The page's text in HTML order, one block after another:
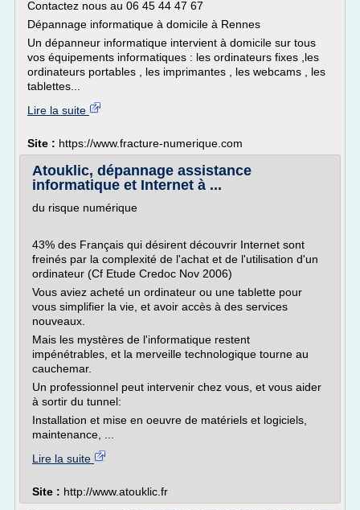
Contactez nous au 06 45 44 47 67
Dépannage informatique à domicile à Rennes
Un dépanneur informatique intervient à domicile sur tous
vos équipements informatiques : les ordinateurs fixes ,les
ordinateurs portables , les imprimantes , les webcams , les
tablettes...
Lire la suite
Site : https://www.fracture-numerique.com
Atouklic, dépannage assistance
informatique et Internet à ...
du risque numérique
43% des Français qui désirent découvrir Internet sont
freinés par la complexité de l'achat et de l'utilisation d'un
ordinateur (Cf Etude Credoc Nov 2006)
Vous aviez acheté un ordinateur ou une tablette pour
vous simplifier la vie, et avoir accès à des services
nouveaux.
Mais les mystères de l'informatique restent
impénétrables, et la merveille technologique tourne au
cauchemar.
Un professionnel peut intervenir chez vous, et vous aider
à sortir du tunnel:
Installation et mise en oeuvre de matériels et logiciels,
maintenance, ...
Lire la suite
Site : http://www.atouklic.fr